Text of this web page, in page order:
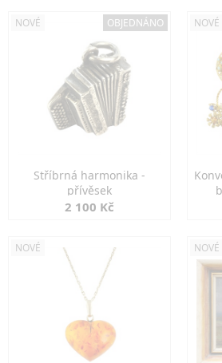
NOVÉ OBJEDNÁNO
Stříbrná harmonika -
přívěsek
2 100 Kč
NOVÉ
NOVÉ NOVÉ